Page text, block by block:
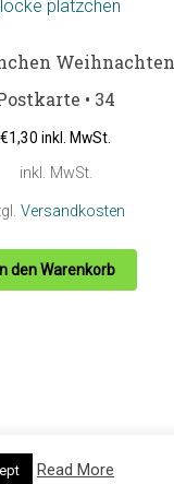
• 34
€1,30 inkl. MwSt.
inkl. MwSt.
Versandkosten
In den Warenkorb
Read More